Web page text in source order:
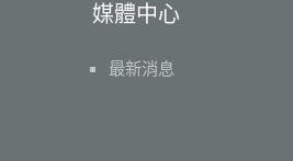
媒體中心
最新消息